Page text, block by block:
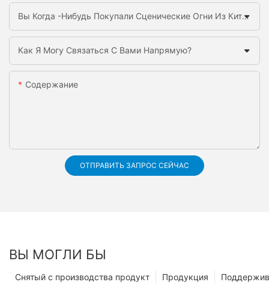
Вы Когда -нибудь Покупали Сценические Огни Из Китая Раньше?
Как Я Могу Связаться С Вами Напрямую?
Содержание
ОТПРАВИТЬ ЗАПРОС СЕЙЧАС
ВЫ МОГЛИ БЫ
Продукция
Снятый с производства продукт